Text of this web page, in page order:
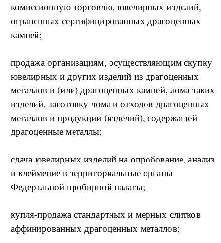
комиссионную торговлю, ювелирных изделий,
ограненных сертифицированных драгоценных
камней;
продажа организациям, осуществляющим скупку
ювелирных и других изделий из драгоценных
металлов и (или) драгоценных камней, лома таких
изделий, заготовку лома и отходов драгоценных
металлов и продукции (изделий), содержащей
драгоценные металлы;
сдача ювелирных изделий на опробование, анализ
и клеймение в территориальные органы
Федеральной пробирной палаты;
купля-продажа стандартных и мерных слитков
аффинированных драгоценных металлов;